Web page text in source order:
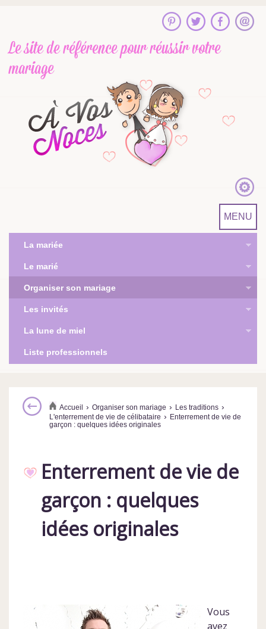
Le site de référencepour réussir votre
mariage
MENU
La mariée
Le marié
Organiser son mariage
Les invités
La lune de miel
Liste professionnels
Accueil › Organiser son mariage › Les traditions ›
L'enterrement de vie de célibataire › Enterrement de vie de
garçon : quelques idées originales
Enterrement de vie de
garçon : quelques
idées originales
Vous
avez